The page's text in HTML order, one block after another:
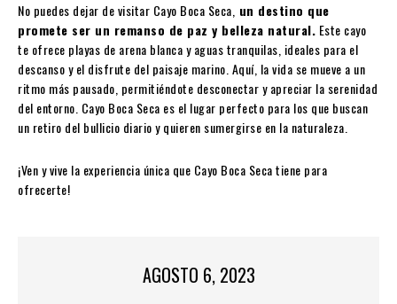
No puedes dejar de visitar Cayo Boca Seca, un destino que
promete ser un remanso de paz y belleza natural. Este cayo
te ofrece playas de arena blanca y aguas tranquilas, ideales para el
descanso y el disfrute del paisaje marino. Aquí, la vida se mueve a un
ritmo más pausado, permitiéndote desconectar y apreciar la serenidad
del entorno. Cayo Boca Seca es el lugar perfecto para los que buscan
un retiro del bullicio diario y quieren sumergirse en la naturaleza.
¡Ven y vive la experiencia única que Cayo Boca Seca tiene para
ofrecerte!
AGOSTO 6, 2023